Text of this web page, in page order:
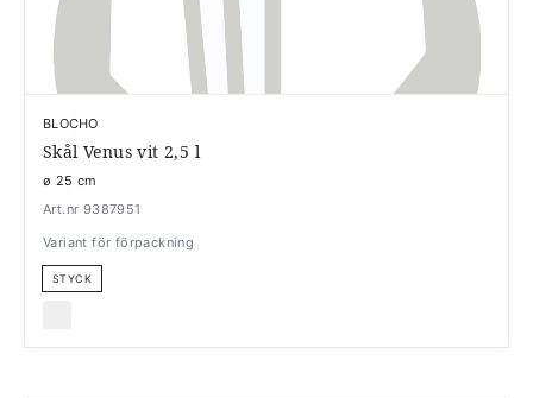
BLOCHO
Skål Venus vit 2,5 l
ø 25 cm
Art.nr 9387951
Variant för förpackning
STYCK